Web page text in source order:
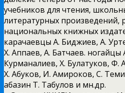
учебников для чтения,
литературных произведений,
национальных книжных
карачаевцы А. Биджиев, А.
Х. Аппаев, А. Батчаев.
Курманалиев, Х. Булатуков, Ф.
Х. Абуков, И. Амироков, С.
абазин Т. Табулов и мн.др.